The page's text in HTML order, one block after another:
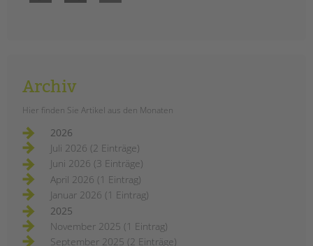
Archiv
Hier finden Sie Artikel aus den Monaten
2026
Juli 2026 (2 Einträge)
Juni 2026 (3 Einträge)
April 2026 (1 Eintrag)
Januar 2026 (1 Eintrag)
2025
November 2025 (1 Eintrag)
September 2025 (2 Einträge)